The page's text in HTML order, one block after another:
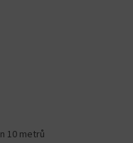
10 metrů